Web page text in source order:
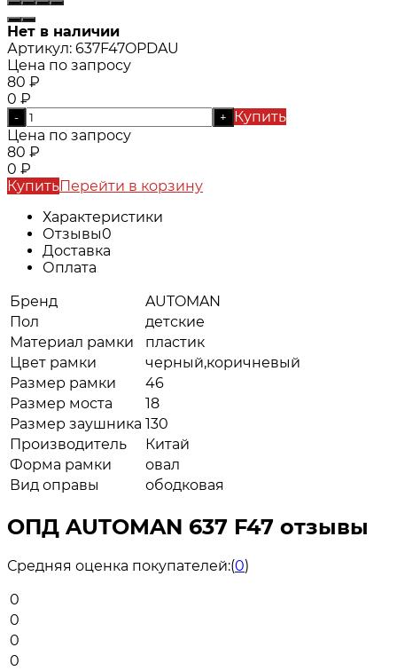
Нет в наличии
Артикул: 637F47OPDAU
Цена по запросу
80 ₽
0 ₽
- +
Купить
Цена по запросу
80 ₽
0 ₽
КупитьПерейти в корзину
Характеристики
Отзывы0
Доставка
Оплата
Бренд
AUTOMAN
Пол
детские
Материал рамки
пластик
Цвет рамки
черный,коричневый
Размер рамки
46
Размер моста
18
Размер заушника 130
Производитель
Китай
Форма рамки
овал
Вид оправы
ободковая
ОПД AUTOMAN 637 F47 отзывы
Средняя оценка покупателей:(0)
0
0
0
0